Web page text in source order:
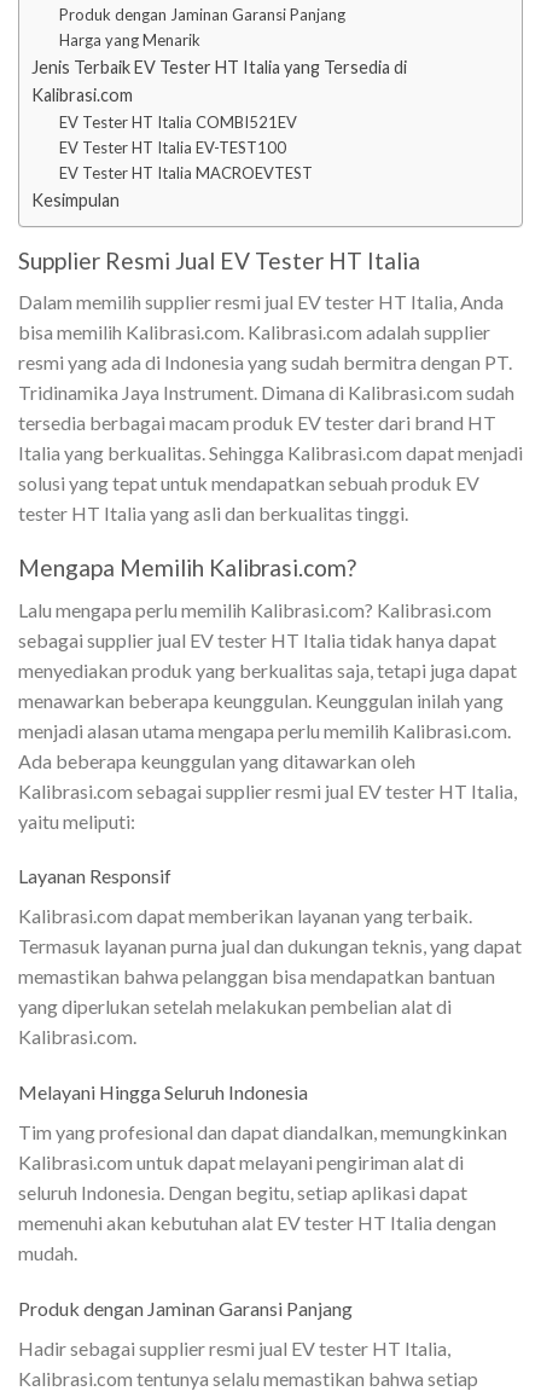
Produk dengan Jaminan Garansi Panjang
Harga yang Menarik
Jenis Terbaik EV Tester HT Italia yang Tersedia di
Kalibrasi.com
EV Tester HT Italia COMBI521EV
EV Tester HT Italia EV-TEST100
EV Tester HT Italia MACROEVTEST
Kesimpulan
Supplier Resmi Jual EV Tester HT Italia
Dalam memilih supplier resmi jual EV tester HT Italia, Anda
bisa memilih Kalibrasi.com. Kalibrasi.com adalah supplier
resmi yang ada di Indonesia yang sudah bermitra dengan PT.
Tridinamika Jaya Instrument. Dimana di Kalibrasi.com sudah
tersedia berbagai macam produk EV tester dari brand HT
Italia yang berkualitas. Sehingga Kalibrasi.com dapat menjadi
solusi yang tepat untuk mendapatkan sebuah produk EV
tester HT Italia yang asli dan berkualitas tinggi.
Mengapa Memilih Kalibrasi.com?
Lalu mengapa perlu memilih Kalibrasi.com? Kalibrasi.com
sebagai supplier jual EV tester HT Italia tidak hanya dapat
menyediakan produk yang berkualitas saja, tetapi juga dapat
menawarkan beberapa keunggulan. Keunggulan inilah yang
menjadi alasan utama mengapa perlu memilih Kalibrasi.com.
Ada beberapa keunggulan yang ditawarkan oleh
Kalibrasi.com sebagai supplier resmi jual EV tester HT Italia,
yaitu meliputi:
Layanan Responsif
Kalibrasi.com dapat memberikan layanan yang terbaik.
Termasuk layanan purna jual dan dukungan teknis, yang dapat
memastikan bahwa pelanggan bisa mendapatkan bantuan
yang diperlukan setelah melakukan pembelian alat di
Kalibrasi.com.
Melayani Hingga Seluruh Indonesia
Tim yang profesional dan dapat diandalkan, memungkinkan
Kalibrasi.com untuk dapat melayani pengiriman alat di
seluruh Indonesia. Dengan begitu, setiap aplikasi dapat
memenuhi akan kebutuhan alat EV tester HT Italia dengan
mudah.
Produk dengan Jaminan Garansi Panjang
Hadir sebagai supplier resmi jual EV tester HT Italia,
Kalibrasi.com tentunya selalu memastikan bahwa setiap